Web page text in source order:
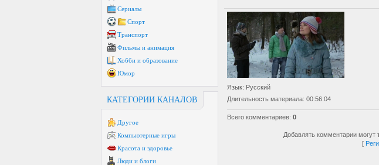
Сериалы
Спорт
Транспорт
Фильмы и анимация
Хобби и образование
Юмор
КАТЕГОРИИ КАНАЛОВ
Другое
Компьютерные игры
Красота и здоровье
Люди и блоги
Язык: Русский
Длительность материала: 00:56:04
Всего комментариев: 0
Добавлять комментарии могут
[